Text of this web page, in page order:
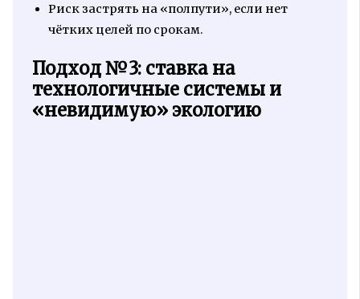
Риск застрять на «полпути», если нет
чётких целей по срокам.
Подход №3: ставка на
технологичные системы и
«невидимую» экологию